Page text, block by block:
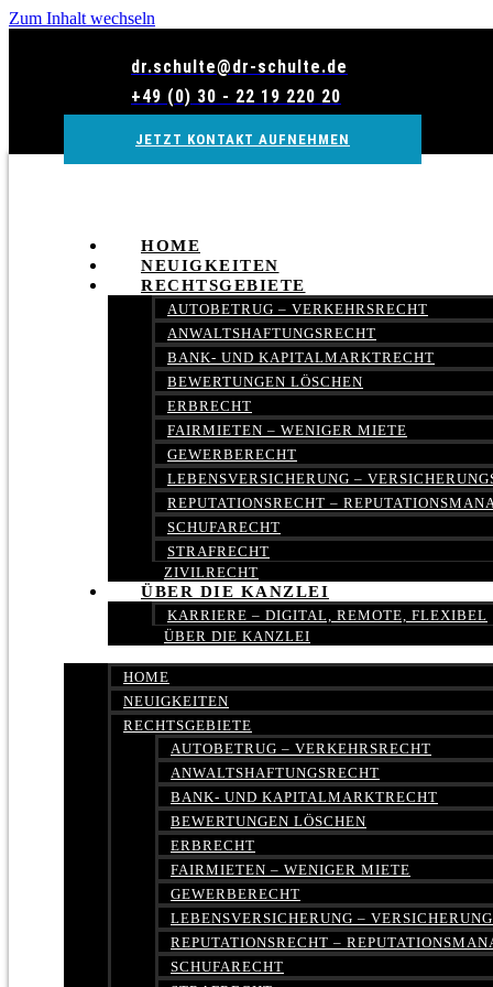
Zum Inhalt wechseln
dr.schulte@dr-schulte.de
+49 (0) 30 - 22 19 220 20
JETZT KONTAKT AUFNEHMEN
HOME
NEUIGKEITEN
RECHTSGEBIETE
AUTOBETRUG – VERKEHRSRECHT
ANWALTSHAFTUNGSRECHT
BANK- UND KAPITALMARKTRECHT
BEWERTUNGEN LÖSCHEN
ERBRECHT
FAIRMIETEN – WENIGER MIETE
GEWERBERECHT
LEBENSVERSICHERUNG –
REPUTATIONSRECHT –
SCHUFARECHT
STRAFRECHT
ZIVILRECHT
ÜBER DIE KANZLEI
KARRIERE – DIGITAL, REMOTE, FLEXIBEL
ÜBER DIE KANZLEI
HOME
NEUIGKEITEN
RECHTSGEBIETE
AUTOBETRUG – VERKEHRSRECHT
ANWALTSHAFTUNGSRECHT
BANK- UND KAPITALMARKTRECHT
BEWERTUNGEN LÖSCHEN
ERBRECHT
FAIRMIETEN – WENIGER MIETE
GEWERBERECHT
LEBENSVERSICHERUNG –
REPUTATIONSRECHT –
SCHUFARECHT